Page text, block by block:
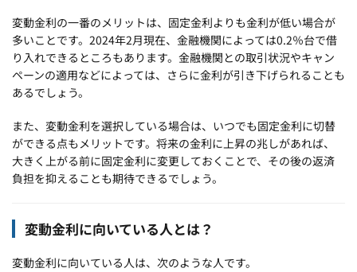
変動金利の一番のメリットは、固定金利よりも金利が低い場合が
多いことです。2024年2月現在、金融機関によっては0.2％台で借
り入れできるところもあります。金融機関との取引状況やキャン
ペーンの適用などによっては、さらに金利が引き下げられることも
あるでしょう。
また、変動金利を選択している場合は、いつでも固定金利に切替
ができる点もメリットです。将来の金利に上昇の兆しがあれば、
大きく上がる前に固定金利に変更しておくことで、その後の返済
負担を抑えることも期待できるでしょう。
変動金利に向いている人とは？
変動金利に向いている人は、次のような人です。